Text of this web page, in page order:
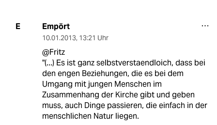
E Empört
10.01.2013, 13:21 Uhr
@Fritz
"(...) Es ist ganz selbstverstaendloich, dass bei
den engen Beziehungen, die es bei dem
Umgang mit jungen Menschen im
Zusammenhang der Kirche gibt und geben
muss, auch Dinge passieren, die einfach in der
menschlichen Natur liegen.